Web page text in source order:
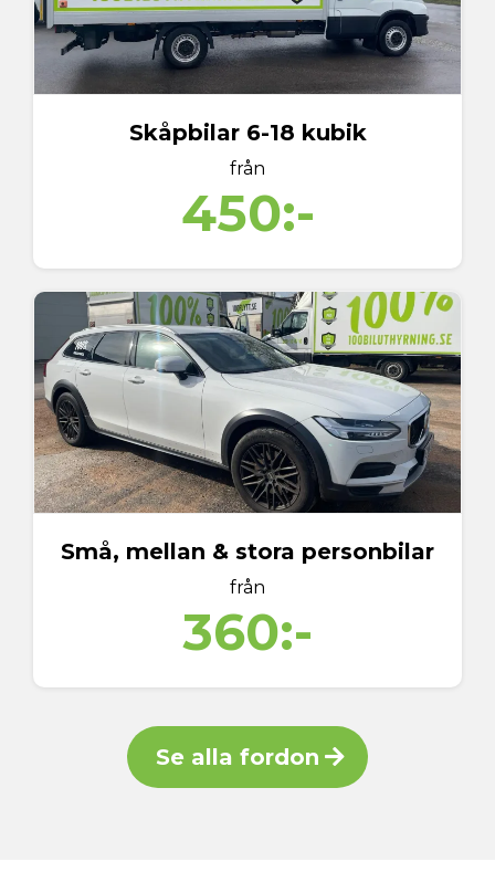
Skåpbilar 6-18 kubik
från
450:-
Små, mellan & stora personbilar
från
360:-
Se alla fordon